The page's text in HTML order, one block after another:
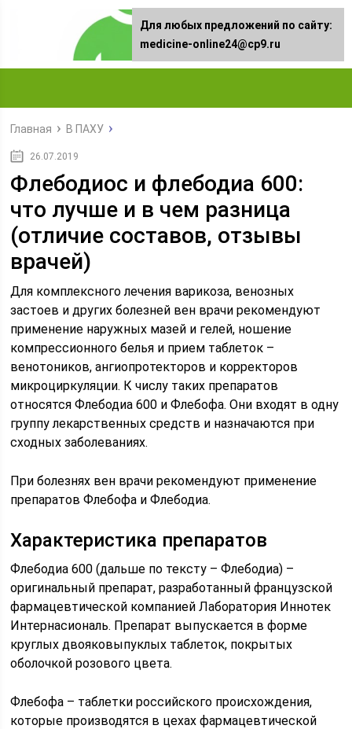
Главная В ПАХУ
26.07.2019
Флебодиос и флебодиа 600:
что лучше и в чем разница
(отличие составов, отзывы
врачей)
Для комплексного лечения варикоза, венозных
застоев и других болезней вен врачи рекомендуют
применение наружных мазей и гелей, ношение
компрессионного белья и прием таблеток –
венотоников, ангиопротекторов и корректоров
микроциркуляции. К числу таких препаратов
относятся Флебодиа 600 и Флебофа. Они входят в одну
группу лекарственных средств и назначаются при
сходных заболеваниях.
При болезнях вен врачи рекомендуют применение
препаратов Флебофа и Флебодиа.
Характеристика препаратов
Флебодиа 600 (дальше по тексту – Флебодиа) –
оригинальный препарат, разработанный французской
фармацевтической компанией Лаборатория Иннотек
Интернасиональ. Препарат выпускается в форме
круглых двояковыпуклых таблеток, покрытых
оболочкой розового цвета.
Флебофа – таблетки российского происхождения,
которые производятся в цехах фармацевтической
Для любых предложений по сайту:
medicine-online24@cp9.ru